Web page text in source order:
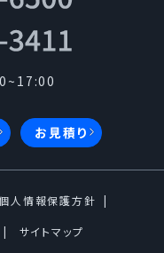
慮し、個人情報
範囲内で、業務
用し、目的の達
報の取扱い（目
目的外利用を行
お見積り
人情報保護方針
サイトマップ